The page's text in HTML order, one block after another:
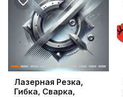
Лазерная Резка,
Гибка, Сварка,